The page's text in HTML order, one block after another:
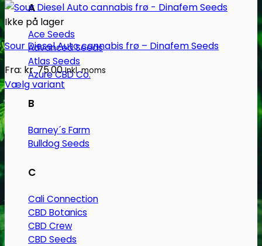
A
Ace Seeds
Advanced Seeds
Atlas Seeds
Azure CBD Co.
B
Barney´s Farm
Bulldog Seeds
C
Cali Connection
CBD Botanics
CBD Crew
CBD Seeds
Ikke på lager
Sour Diesel Auto cannabis frø – Dinafem Seeds
Fra: kr.75.00 Inkl. moms
Vælg variant
Dette
vare
har
Mulighederne
vælges
på
varesiden